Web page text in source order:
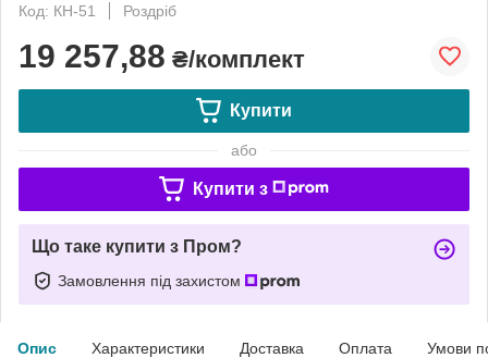
Код: КН-51
Роздріб
19 257,88 ₴/комплект
Купити
або
Купити з
Що таке купити з Пром?
Замовлення під захистом
Опис Характеристики Доставка Оплата Умови